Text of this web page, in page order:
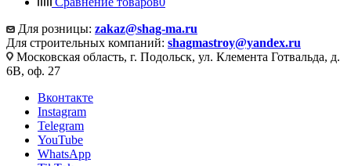
Для розницы: zakaz@shag-ma.ru
Для строительных компаний: shagmastroy@yandex.ru
Московская область, г. Подольск, ул. Клемента Готвальда, д.
6В, оф. 27
Вконтакте
Instagram
Telegram
YouTube
WhatsApp